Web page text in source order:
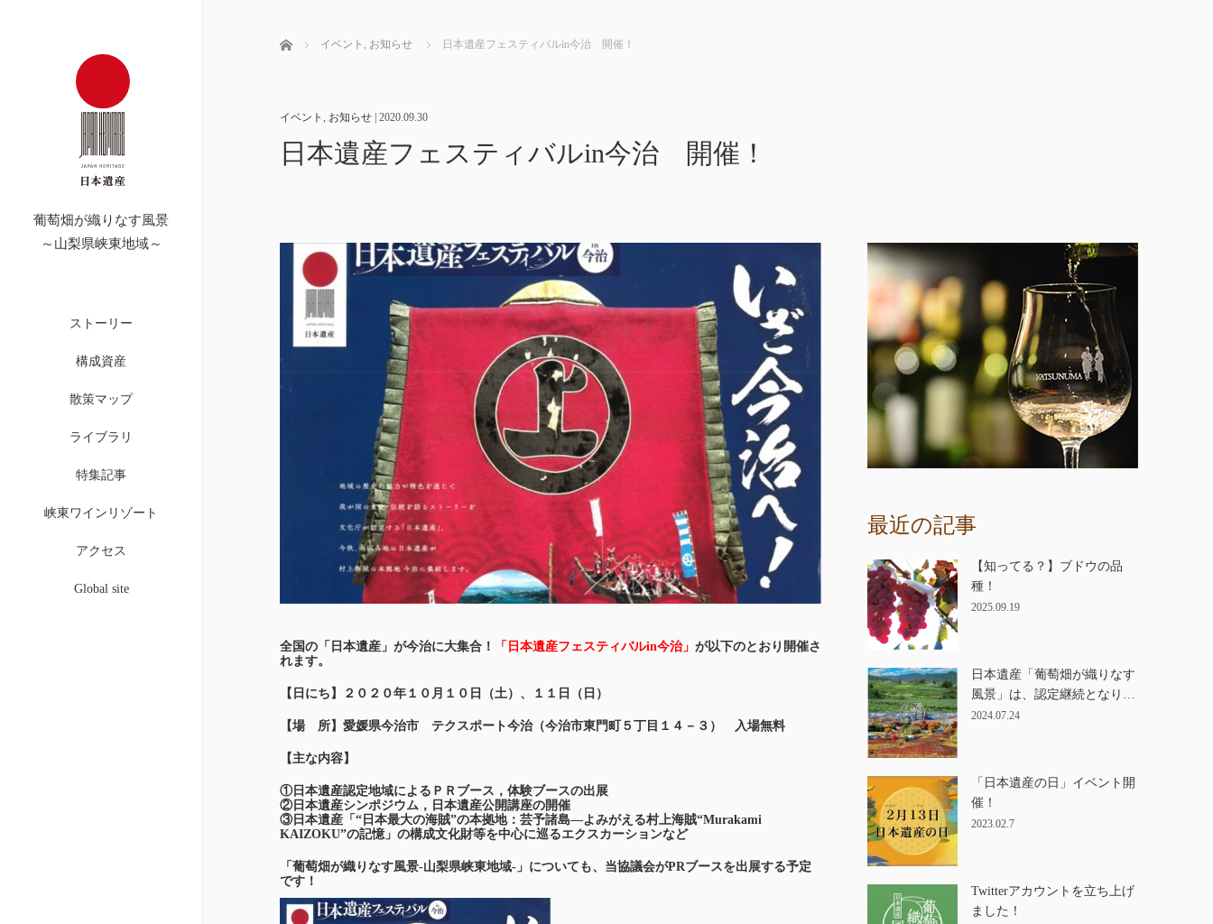
葡萄畑が織りなす風景
～山梨県峡東地域～
ストーリー
構成資産
散策マップ
ライブラリ
特集記事
峡東ワインリゾート
アクセス
Global site
Home イベント , お知らせ 日本遺産フェスティバルin今治 開催！
イベント , お知らせ| 2020.09.30
日本遺産フェスティバルin今治 開催！
全国の「日本遺産」が今治に大集合！ 「日本遺産フェスティバルin今治」 が以下のとおり開催さ
れます。
【日にち】２０２０年１０月１０日（土）、１１日（日）
【場 所】 愛媛県今治市 テクスポート今治（今治市東門町５丁目１４－３） 入場無料
【主な内容】
①日本遺産認定地域によるＰＲブース，体験ブースの出展
②日本遺産シンポジウム，日本遺産公開講座の開催
③日本遺産「“日本最大の海賊”の本拠地：芸予諸島―よみがえる村上海賊“Murakami
KAIZOKU”の記憶」 の構成文化財等を中心に巡るエクスカーションなど
「葡萄畑が織りなす風景-山梨県峡東地域-」についても、当協議会がPRブースを出展する予定
です！
最近の記事
【知ってる？】ブドウの品
種！
2025.09.19
日本遺産「葡萄畑が織りなす
風景」は、認定継続となり…
2024.07.24
「日本遺産の日」イベント開
催！
2023.02.7
Twitterアカウントを立ち上げ
ました！